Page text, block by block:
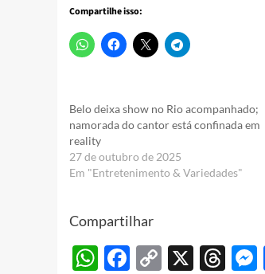
Compartilhe isso:
Belo deixa show no Rio acompanhado;
namorada do cantor está confinada em
reality
27 de outubro de 2025
Em "Entretenimento & Variedades"
Compartilhar
WhatsApp
Facebook
Copy
X